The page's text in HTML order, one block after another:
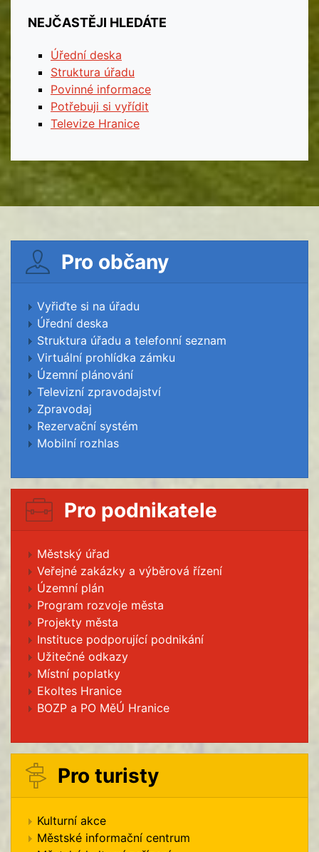
NEJČASTĚJI HLEDÁTE
Úřední deska
Struktura úřadu
Povinné informace
Potřebuji si vyřídit
Televize Hranice
Pro občany
Vyřiďte si na úřadu
Úřední deska
Struktura úřadu a telefonní seznam
Virtuální prohlídka zámku
Územní plánování
Televizní zpravodajství
Zpravodaj
Rezervační systém
Mobilní rozhlas
Pro podnikatele
Městský úřad
Veřejné zakázky a výběrová řízení
Územní plán
Program rozvoje města
Projekty města
Instituce podporující podnikání
Užitečné odkazy
Místní poplatky
Ekoltes Hranice
BOZP a PO MěÚ Hranice
Pro turisty
Kulturní akce
Městské informační centrum